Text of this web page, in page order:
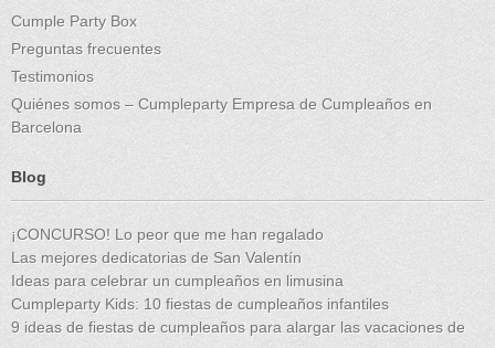
Cumple Party Box
Preguntas frecuentes
Testimonios
Quiénes somos – Cumpleparty Empresa de Cumpleaños en
Barcelona
Blog
¡CONCURSO! Lo peor que me han regalado
Las mejores dedicatorias de San Valentín
Ideas para celebrar un cumpleaños en limusina
Cumpleparty Kids: 10 fiestas de cumpleaños infantiles
9 ideas de fiestas de cumpleaños para alargar las vacaciones de